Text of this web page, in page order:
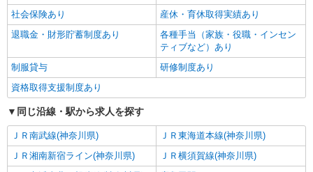
社会保険あり
産休・育休取得実績あり
退職金・財形貯蓄制度あり
各種手当（家族・役職・インセン
ティブなど）あり
制服貸与
研修制度あり
資格取得支援制度あり
同じ沿線・駅から求人を探す
ＪＲ南武線(神奈川県)
ＪＲ東海道本線(神奈川県)
ＪＲ湘南新宿ライン(神奈川県)
ＪＲ横須賀線(神奈川県)